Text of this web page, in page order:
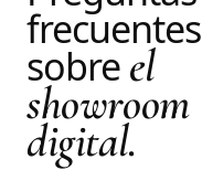
frecuentes
sobreel
showroom
digital.